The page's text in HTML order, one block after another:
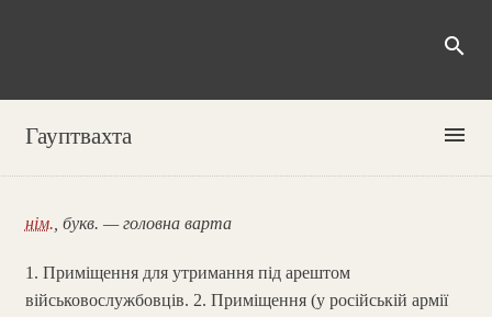
search
Гауптвахта menu
нім. , букв. — головна варта
1. Приміщення для утримання під арештом
військовослужбовців. 2. Приміщення (у російській армії